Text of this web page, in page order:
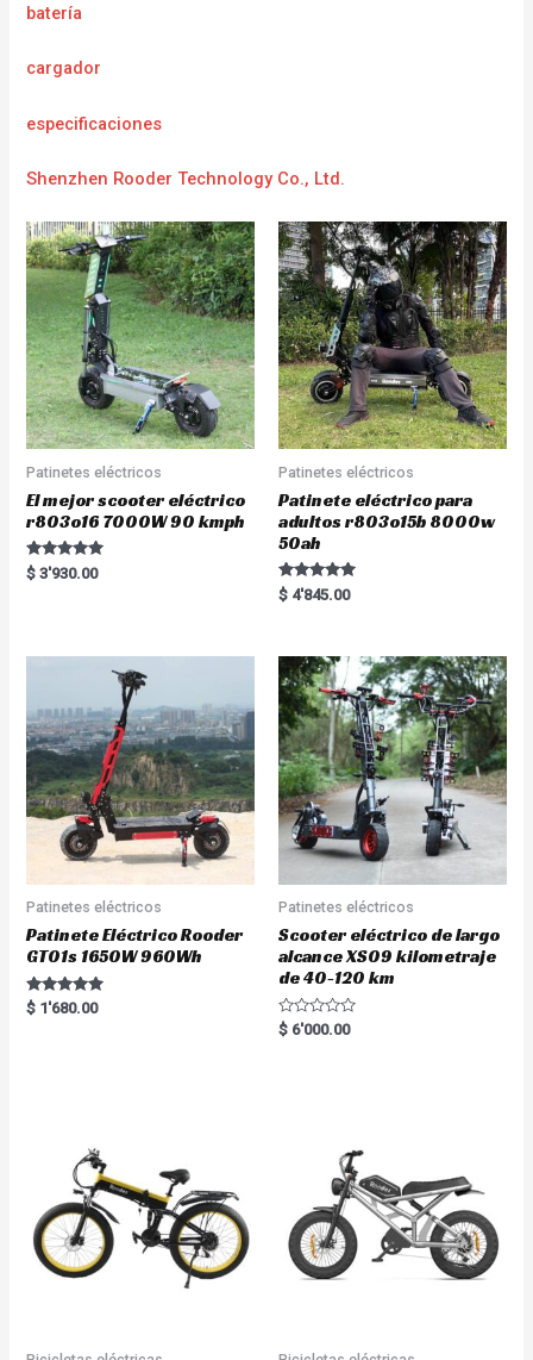
batería
cargador
especificaciones
Shenzhen Rooder Technology Co., Ltd.
Patinetes eléctricos
El mejor scooter eléctrico
r803o16 7000W 90 kmph
Rated
5.00
$ 3'930.00
Patinetes eléctricos
Patinete eléctrico para
adultos r803o15b 8000w
50ah
Rated
5.00
$ 4'845.00
Patinetes eléctricos
Patinete Eléctrico Rooder
GT01s 1650W 960Wh
Rated
5.00
$ 1'680.00
Patinetes eléctricos
Scooter eléctrico de largo
alcance XS09 kilometraje
de 40-120 km
R
a
$ 6'000.00